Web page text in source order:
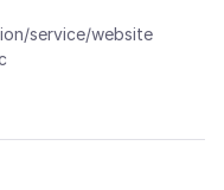
service/website